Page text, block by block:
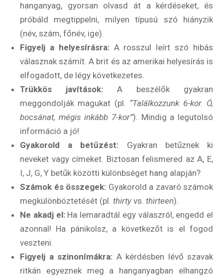
hanganyag, gyorsan olvasd át a kérdéseket, és
próbáld megtippelni, milyen típusú szó hiányzik
(név, szám, főnév, ige).
Figyelj a helyesírásra:A rosszul leírt szó hibás
válasznak számít. A brit és az amerikai helyesírás is
elfogadott, de légy következetes.
Trükkös javítások: A beszélők gyakran
meggondolják magukat (pl. “Találkozzunk 6-kor. Ó,
bocsánat, mégis inkább 7-kor”). Mindig a legutolsó
információ a jó!
Gyakorold a betűzést: Gyakran betűznek ki
neveket vagy címeket. Biztosan felismered az A, E,
I, J, G, Y betűk közötti különbséget hang alapján?
Számok és összegek: Gyakorold a zavaró számok
megkülönböztetését (pl. thirty vs. thirteen).
Ne akadj el:Ha lemaradtál egy válaszról, engedd el
azonnal! Ha pánikolsz, a következőt is el fogod
veszteni.
Figyelj a szinonímákra: A kérdésben lévő szavak
ritkán egyeznek meg a hanganyagban elhangzó